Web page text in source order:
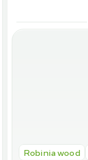
Robinia wood